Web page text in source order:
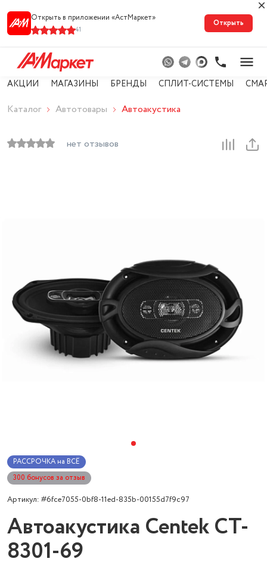
Открыть в приложении «АстМарке‪т‬»
41
Открыть
АКЦИИ МАГАЗИНЫ БРЕНДЫ СПЛИТ-СИСТЕМЫ
Каталог Автотовары Автоакустика
нет отзывов
РАССРОЧКА на ВСЁ
300 бонусов за отзыв
Артикул: #6fce7055-0bf8-11ed-835b-00155d7f9c97
Автоакустика Centek CT-
8301-69